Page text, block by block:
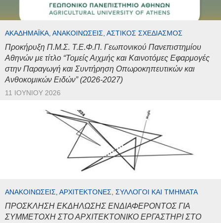
ΑΚΑΔΗΜΑΪΚΆ, ΑΝΑΚΟΙΝΏΣΕΙΣ, ΑΣΤΙΚΌΣ ΣΧΕΔΙΑΣΜΌΣ
Προκήρυξη Π.Μ.Σ. Τ.Ε.Φ.Π. Γεωπονικού Πανεπιστημίου
Αθηνών με τίτλο “Τομείς Αιχμής και Καινοτόμες Εφαρμογές
στην Παραγωγή και Συντήρηση Οπωροκηπευτικών και
Ανθοκομικών Ειδών” (2026-2027)
11 ΙΟΥΝΊΟΥ 2026
ΑΝΑΚΟΙΝΏΣΕΙΣ, ΑΡΧΙΤΈΚΤΟΝΕΣ, ΣΎΛΛΟΓΟΙ ΚΑΙ ΤΜΉΜΑΤΑ
ΠΡΟΣΚΛΗΣΗ ΕΚΔΗΛΩΣΗΣ ΕΝΔΙΑΦΕΡΟΝΤΟΣ ΓΙΑ
ΣΥΜΜΕΤΟΧΗ ΣΤΟ ΑΡΧΙΤΕΚΤΟΝΙΚΟ ΕΡΓΑΣΤΗΡΙ ΣΤΟ